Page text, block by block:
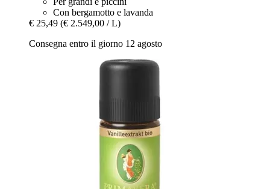
Con bergamotto e lavanda
€ 25,49 (€ 2.549,00 / L)
Consegna entro il giorno 12 agosto